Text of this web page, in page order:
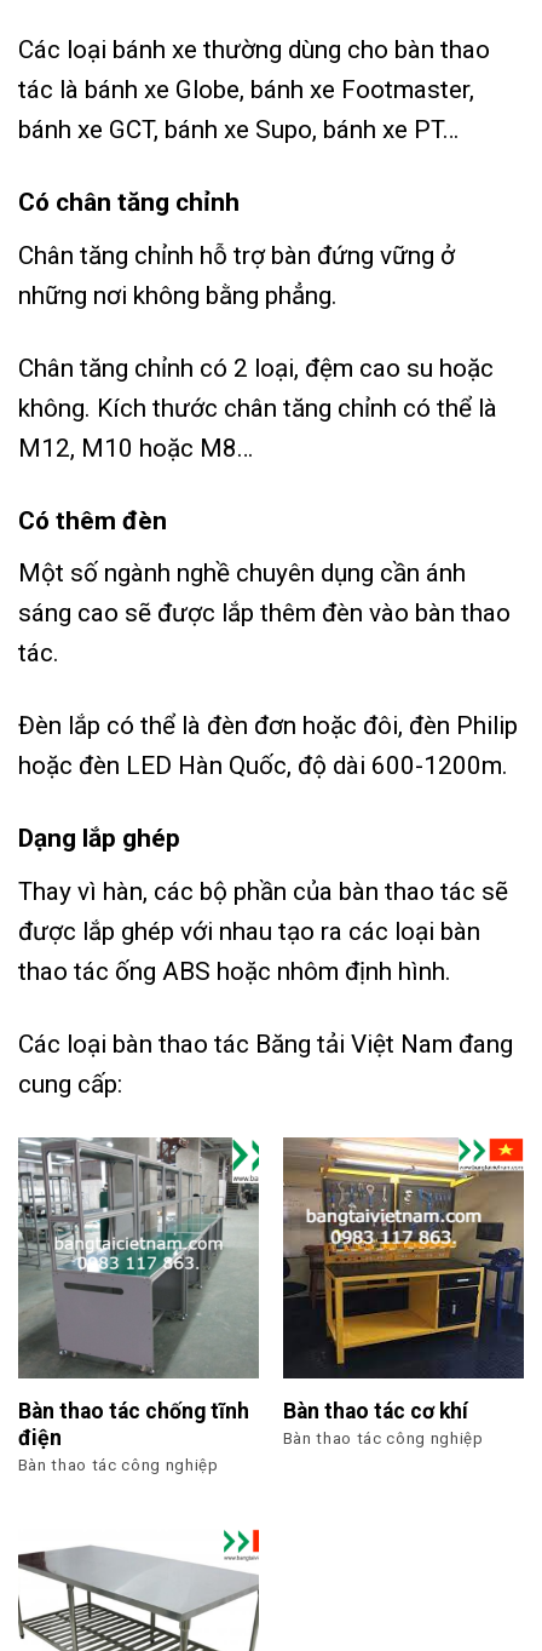
Các loại bánh xe thường dùng cho bàn thao
tác là bánh xe Globe, bánh xe Footmaster,
bánh xe GCT, bánh xe Supo, bánh xe PT…
Có chân tăng chỉnh
Chân tăng chỉnh hỗ trợ bàn đứng vững ở
những nơi không bằng phẳng.
Chân tăng chỉnh có 2 loại, đệm cao su hoặc
không. Kích thước chân tăng chỉnh có thể là
M12, M10 hoặc M8…
Có thêm đèn
Một số ngành nghề chuyên dụng cần ánh
sáng cao sẽ được lắp thêm đèn vào bàn thao
tác.
Đèn lắp có thể là đèn đơn hoặc đôi, đèn Philip
hoặc đèn LED Hàn Quốc, độ dài 600-1200m.
Dạng lắp ghép
Thay vì hàn, các bộ phần của bàn thao tác sẽ
được lắp ghép với nhau tạo ra các loại bàn
thao tác ống ABS hoặc nhôm định hình.
Các loại bàn thao tác Băng tải Việt Nam đang
cung cấp:
Bàn thao tác chống tĩnh
điện
Bàn thao tác công nghiệp
Bàn thao tác cơ khí
Bàn thao tác công nghiệp